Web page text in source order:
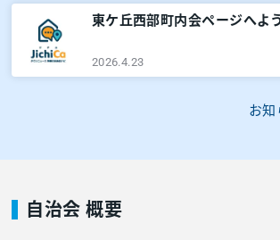
東ケ丘西部町内会ページへよ
2026.4.23
お知
自治会 概要